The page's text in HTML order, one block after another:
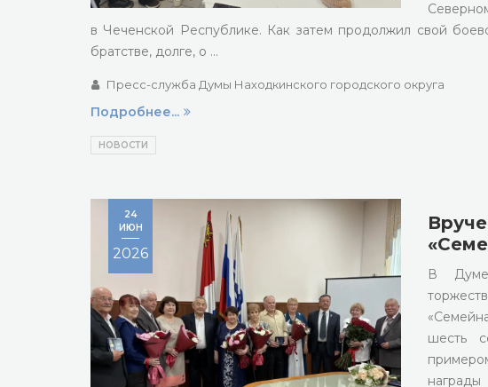
в Чеченской Республике. Как затем продолжил свой
братстве, долге, о …
Пресс-служба Думы Находкинского городского округа
Подробнее...
НОВОСТИ
В Думе
шесть
24
ИЮН
2026